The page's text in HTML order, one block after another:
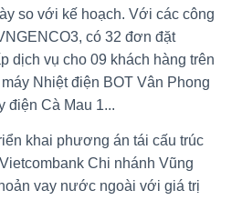
so với kế hoạch. Với các công
có 32 đơn đặt
dịch vụ cho 09 khách hàng trên
Nhiệt điện BOT Vân Phong
điện Cà Mau 1...
khai phương án tái cấu trúc
Chi nhánh Vũng
vay nước ngoài với giá trị